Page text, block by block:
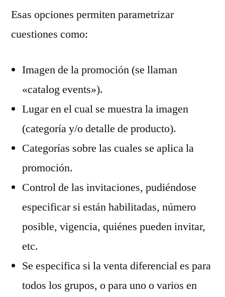
Esas opciones permiten parametrizar
cuestiones como:
Imagen de la promoción (se llaman
«catalog events»).
Lugar en el cual se muestra la imagen
(categoría y/o detalle de producto).
Categorías sobre las cuales se aplica la
promoción.
Control de las invitaciones, pudiéndose
especificar si están habilitadas, número
posible, vigencia, quiénes pueden invitar,
etc.
Se especifica si la venta diferencial es para
todos los grupos, o para uno o varios en